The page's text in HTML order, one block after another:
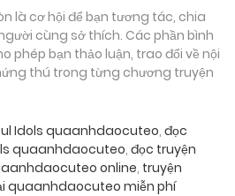
là cơ hội để bạn tương tác, chia
cùng sở thích. Các phần bình
phép bạn thảo luận, trao đổi về nội
thú trong từng chương truyện
Idols quaanhdaocuteo, đọc
quaanhdaocuteo, đọc truyện
online, truyện
quaanhdaocuteo miễn phí